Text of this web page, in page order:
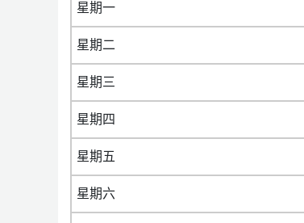
星期一
星期二
星期三
星期四
星期五
星期六